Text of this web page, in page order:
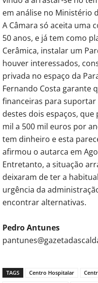
em análise no Ministério
A Câmara só aceita uma
50 anos, e já tem como
Cerâmica, instalar um
houver interessados,
privada no espaço da
Fernando Costa garante
financeiras para
destes dois espaços,
mil a 500 mil euros por
tem dinheiro e esta
afirmou o autarca em
Entretanto, a situação
deixaram de ter a
urgência da
encontrar alternativas.
Pedro Antunes
TAGS Centro Hospitalar